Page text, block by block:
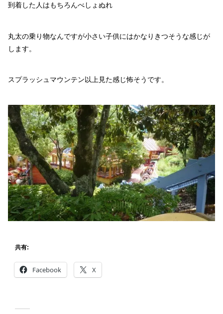
到着した人はもちろんべしょぬれ
丸太の乗り物なんですが小さい子供にはかなりきつそうな感じが
します。
スプラッシュマウンテン以上見た感じ怖そうです。
共有:
Facebook X